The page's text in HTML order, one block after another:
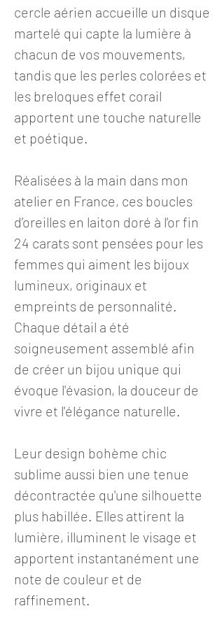
cercle aérien accueille un disque
martelé qui capte la lumière à
chacun de vos mouvements,
tandis que les perles colorées et
les breloques effet corail
apportent une touche naturelle
et poétique.
Réalisées à la main dans mon
atelier en France, ces boucles
d’oreilles en laiton doré à l’or fin
24 carats sont pensées pour les
femmes qui aiment les bijoux
lumineux, originaux et
empreints de personnalité.
Chaque détail a été
soigneusement assemblé afin
de créer un bijou unique qui
évoque l'évasion, la douceur de
vivre et l'élégance naturelle.
Leur design bohème chic
sublime aussi bien une tenue
décontractée qu'une silhouette
plus habillée. Elles attirent la
lumière, illuminent le visage et
apportent instantanément une
note de couleur et de
raffinement.